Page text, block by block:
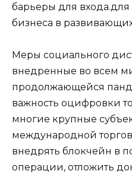
барьеры для
бизнеса в
Меры социального
внедренные во всем
продолжающейся
важность оцифровки
многие крупные
международной
внедрять блокчейн в
операции, отложить